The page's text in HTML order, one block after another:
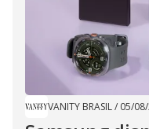
VANITY BRASIL/ 05/